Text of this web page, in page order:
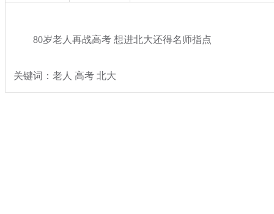
80岁老人再战高考 想进北大还得名师指点
关键词：老人 高考 北大